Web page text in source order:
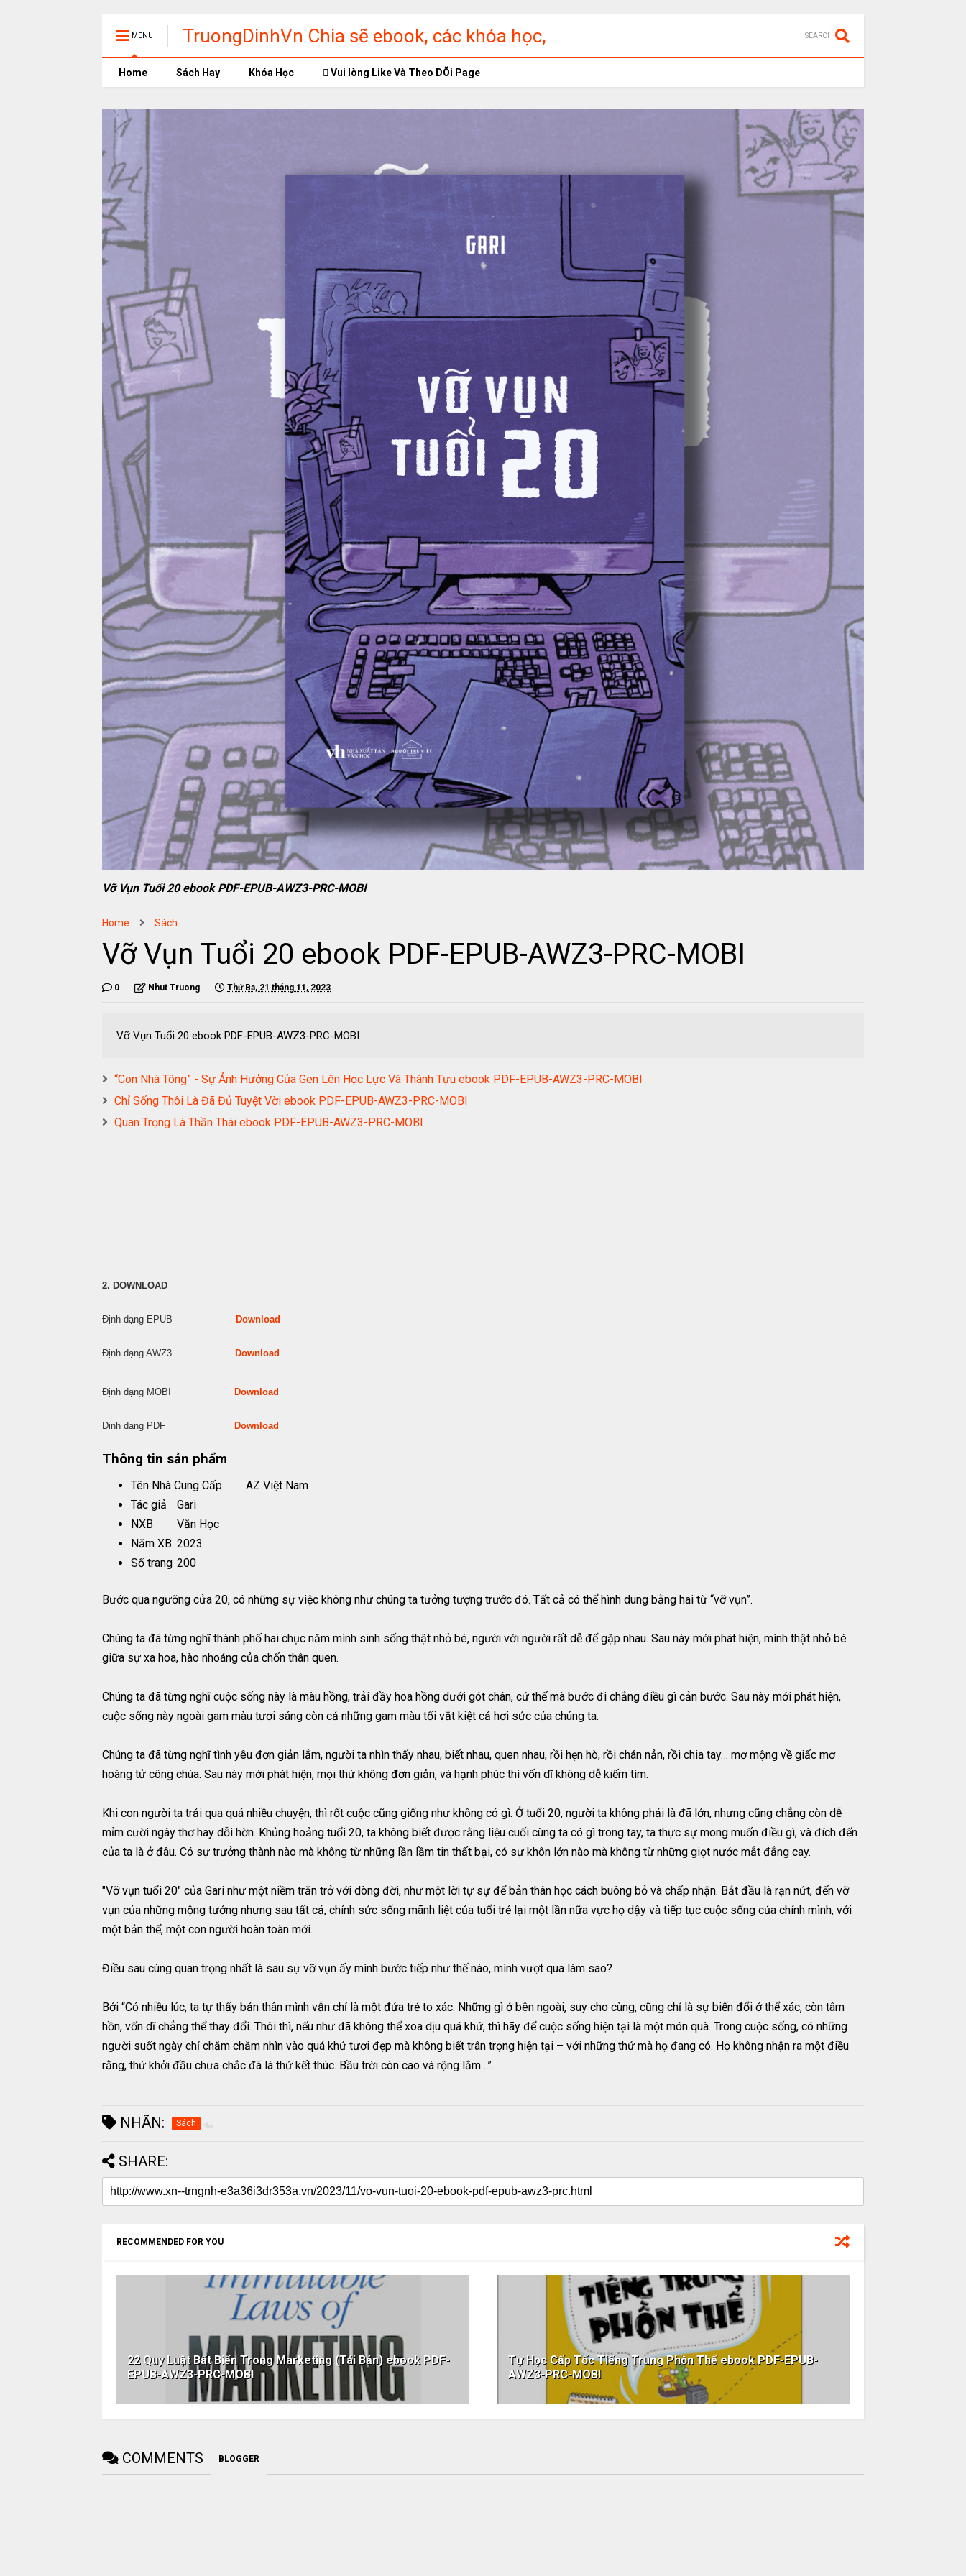
MENU
TruongDinhVn Chia sẽ ebook, các khóa học,
phần mềm học tập miễn phí
SEARCH
Home Sách Hay Khóa Học Vui lòng Like Và Theo DÕi Page
Vỡ Vụn Tuổi 20 ebook PDF-EPUB-AWZ3-PRC-MOBI
Home Sách
Vỡ Vụn Tuổi 20 ebook PDF-EPUB-AWZ3-PRC-MOBI
0 Nhut Truong Thứ Ba, 21 tháng 11, 2023
Vỡ Vụn Tuổi 20 ebook PDF-EPUB-AWZ3-PRC-MOBI
“Con Nhà Tông” - Sự Ảnh Hưởng Của Gen Lên Học Lực Và Thành Tựu ebook PDF-EPUB-AWZ3-PRC-MOBI
Chỉ Sống Thôi Là Đã Đủ Tuyệt Vời ebook PDF-EPUB-AWZ3-PRC-MOBI
Quan Trọng Là Thần Thái ebook PDF-EPUB-AWZ3-PRC-MOBI
2. DOWNLOAD
Định dạng EPUB Download
Định dạng AWZ3 Download
Định dạng MOBI Download
Định dạng PDF Download
Thông tin sản phẩm
Tên Nhà Cung Cấp
AZ Việt Nam
Tác giả
Gari
NXB
Văn Học
Năm XB 2023
Số trang 200
Bước qua ngưỡng cửa 20, có những sự việc không như chúng ta tưởng tượng trước đó. Tất cả có thể hình dung bằng hai từ “vỡ vụn”.
Chúng ta đã từng nghĩ thành phố hai chục năm mình sinh sống thật nhỏ bé, người với người rất dễ để gặp nhau. Sau này mới phát hiện, mình thật nhỏ bé
giữa sự xa hoa, hào nhoáng của chốn thân quen.
Chúng ta đã từng nghĩ cuộc sống này là màu hồng, trải đầy hoa hồng dưới gót chân, cứ thế mà bước đi chẳng điều gì cản bước. Sau này mới phát hiện,
cuộc sống này ngoài gam màu tươi sáng còn cả những gam màu tối vắt kiệt cả hơi sức của chúng ta.
Chúng ta đã từng nghĩ tình yêu đơn giản lắm, người ta nhìn thấy nhau, biết nhau, quen nhau, rồi hẹn hò, rồi chán nản, rồi chia tay… mơ mộng về giấc mơ
hoàng tử công chúa. Sau này mới phát hiện, mọi thứ không đơn giản, và hạnh phúc thì vốn dĩ không dễ kiếm tìm.
Khi con người ta trải qua quá nhiều chuyện, thì rốt cuộc cũng giống như không có gì. Ở tuổi 20, người ta không phải là đã lớn, nhưng cũng chẳng còn dễ
mỉm cười ngây thơ hay dỗi hờn. Khủng hoảng tuổi 20, ta không biết được rằng liệu cuối cùng ta có gì trong tay, ta thực sự mong muốn điều gì, và đích đến
của ta là ở đâu. Có sự trưởng thành nào mà không từ những lần lầm tin thất bại, có sự khôn lớn nào mà không từ những giọt nước mắt đắng cay.
"Vỡ vụn tuổi 20" của Gari như một niềm trăn trở với dòng đời, như một lời tự sự để bản thân học cách buông bỏ và chấp nhận. Bắt đầu là rạn nứt, đến vỡ
vụn của những mộng tưởng nhưng sau tất cả, chính sức sống mãnh liệt của tuổi trẻ lại một lần nữa vực họ dậy và tiếp tục cuộc sống của chính mình, với
một bản thể, một con người hoàn toàn mới.
Điều sau cùng quan trọng nhất là sau sự vỡ vụn ấy mình bước tiếp như thế nào, mình vượt qua làm sao?
Bởi “Có nhiều lúc, ta tự thấy bản thân mình vẫn chỉ là một đứa trẻ to xác. Những gì ở bên ngoài, suy cho cùng, cũng chỉ là sự biến đổi ở thể xác, còn tâm
hồn, vốn dĩ chẳng thể thay đổi. Thôi thì, nếu như đã không thể xoa dịu quá khứ, thì hãy để cuộc sống hiện tại là một món quà. Trong cuộc sống, có những
người suốt ngày chỉ chăm chăm nhìn vào quá khứ tươi đẹp mà không biết trân trọng hiện tại – với những thứ mà họ đang có. Họ không nhận ra một điều
rằng, thứ khởi đầu chưa chắc đã là thứ kết thúc. Bầu trời còn cao và rộng lắm…”.
NHÃN: Sách
SHARE:
RECOMMENDED FOR YOU
22 Quy Luật Bất Biến Trong Marketing (Tái Bản) ebook PDF-
EPUB-AWZ3-PRC-MOBI
Tự Học Cấp Tốc Tiếng Trung Phồn Thể ebook PDF-EPUB-
AWZ3-PRC-MOBI
COMMENTS BLOGGER